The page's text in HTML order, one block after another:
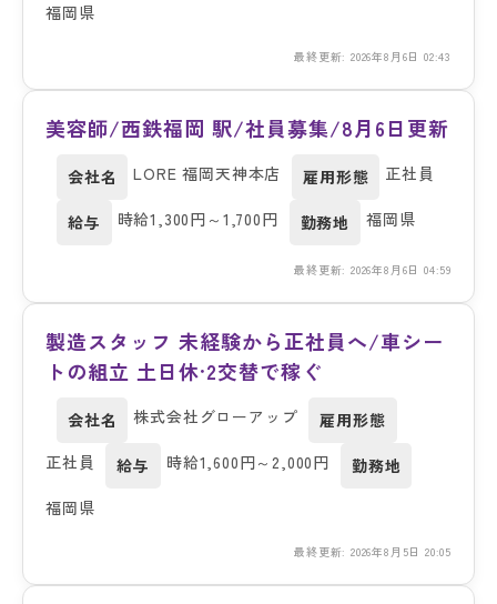
福岡県
最終更新: 2026年8月6日 02:43
美容師/西鉄福岡 駅/社員募集/8月6日更新
会社名 LORE 福岡天神本店 雇用形態 正社員
給与 時給1,300円～1,700円 勤務地 福岡県
最終更新: 2026年8月6日 04:59
製造スタッフ 未経験から正社員へ/車シー
トの組立 土日休·2交替で稼ぐ
会社名 株式会社グローアップ
雇用形態
正社員
給与 時給1,600円～2,000円
勤務地
福岡県
最終更新: 2026年8月5日 20:05